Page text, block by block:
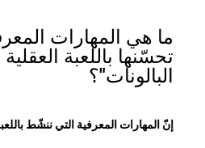
ما هي المهارات
تحسّنها باللعبة
البالونات"؟
إنّ المهارات المعرفية التي ننشّط